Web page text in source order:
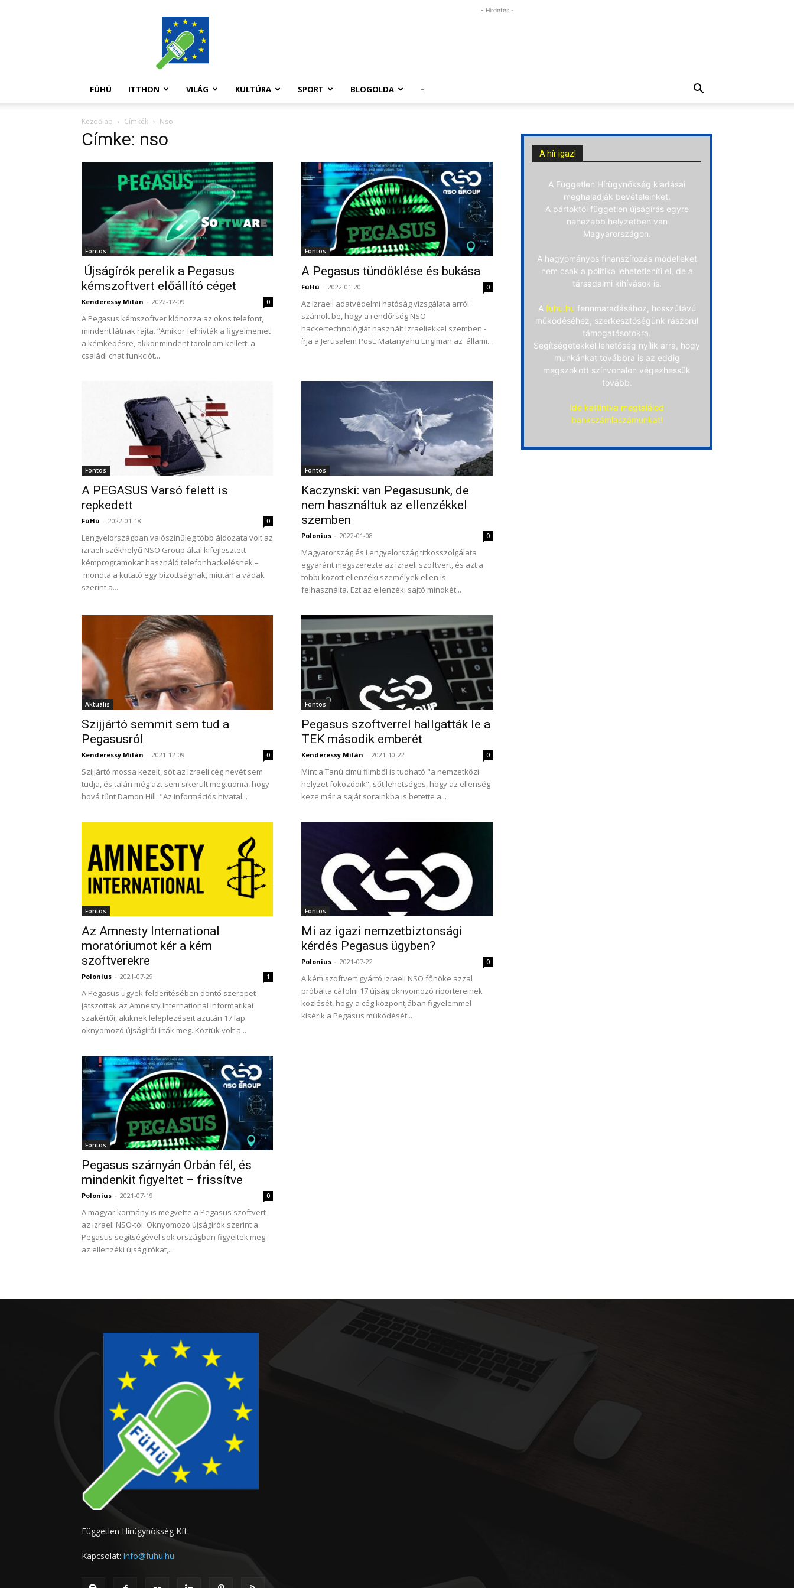
FüHü
- Hirdetés -
FÜHÜ ITTHON VILÁG KULTÚRA SPORT BLOGOLDA –
Kezdőlap Címkék Nso
Címke: nso
Fontos
Újságírók perelik a Pegasus
kémszoftvert előállító céget
Kenderessy Milán - 2022-12-09 0
A Pegasus kémszoftver klónozza az okos telefont,
mindent látnak rajta. “Amikor felhívták a figyelmemet
a kémkedésre, akkor mindent törölnöm kellett: a
családi chat funkciót...
Fontos
A Pegasus tündöklése és bukása
FüHü - 2022-01-20 0
Az izraeli adatvédelmi hatóság vizsgálata arról
számolt be, hogy a rendőrség NSO
hackertechnológiát használt izraeliekkel szemben -
írja a Jerusalem Post. Matanyahu Englman az állami...
Fontos
A PEGASUS Varsó felett is
repkedett
FüHü - 2022-01-18 0
Lengyelországban valószínűleg több áldozata volt az
izraeli székhelyű NSO Group által kifejlesztett
kémprogramokat használó telefonhackelésnek –
mondta a kutató egy bizottságnak, miután a vádak
szerint a...
Fontos
Kaczynski: van Pegasusunk, de
nem használtuk az ellenzékkel
szemben
Polonius - 2022-01-08 0
Magyarország és Lengyelország titkosszolgálata
egyaránt megszerezte az izraeli szoftvert, és azt a
többi között ellenzéki személyek ellen is
felhasználta. Ezt az ellenzéki sajtó mindkét...
Aktuális
Szijjártó semmit sem tud a
Pegasusról
Kenderessy Milán - 2021-12-09 0
Szijjártó mossa kezeit, sőt az izraeli cég nevét sem
tudja, és talán még azt sem sikerült megtudnia, hogy
hová tűnt Damon Hill. "Az információs hivatal...
Fontos
Pegasus szoftverrel hallgatták le a
TEK második emberét
Kenderessy Milán - 2021-10-22 0
Mint a Tanú című filmből is tudható "a nemzetközi
helyzet fokozódik", sőt lehetséges, hogy az ellenség
keze már a saját sorainkba is betette a...
Fontos
Az Amnesty International
moratóriumot kér a kém
szoftverekre
Polonius - 2021-07-29 1
A Pegasus ügyek felderítésében döntő szerepet
játszottak az Amnesty International informatikai
szakértői, akiknek leleplezéseit azután 17 lap
oknyomozó újságírói írták meg. Köztük volt a...
Fontos
Mi az igazi nemzetbiztonsági
kérdés Pegasus ügyben?
Polonius - 2021-07-22 0
A kém szoftvert gyártó izraeli NSO főnöke azzal
próbálta cáfolni 17 újság oknyomozó riportereinek
közlését, hogy a cég központjában figyelemmel
kísérik a Pegasus működését...
Fontos
Pegasus szárnyán Orbán fél, és
mindenkit figyeltet – frissítve
Polonius - 2021-07-19 0
A magyar kormány is megvette a Pegasus szoftvert
az izraeli NSO-tól. Oknyomozó újságírók szerint a
Pegasus segítségével sok országban figyeltek meg
az ellenzéki újságírókat,...
A hír igaz!
A Független Hírügynökség kiadásai
meghaladják bevételeinket.
A pártoktól független újságírás egyre
nehezebb helyzetben van
Magyarországon.
A hagyományos finanszírozás modelleket
nem csak a politika lehetetleníti el, de a
társadalmi kihívások is.
A fuhu.hu fennmaradásához, hosszútávú
működéséhez, szerkesztőségünk rászorul
támogatásotokra.
Segítségetekkel lehetőség nyílik arra, hogy
munkánkat továbbra is az eddig
megszokott színvonalon végezhessük
tovább.
Ide kattintva megtalálod
bankszámlaszámunkat!
Független Hírügynökség Kft.
Kapcsolat: info@fuhu.hu